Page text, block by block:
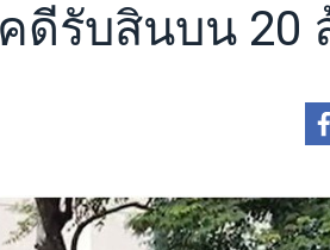
ดีรับสินบน 20